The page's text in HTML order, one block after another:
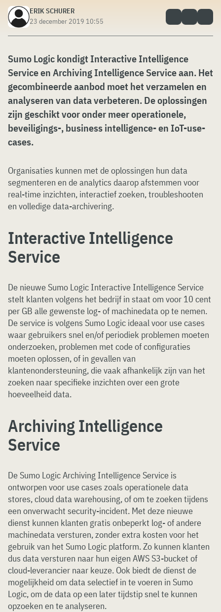
ERIK SCHURER
23 december 2019 10:55
Sumo Logic kondigt Interactive Intelligence
Service en Archiving Intelligence Service aan. Het
gecombineerde aanbod moet het verzamelen en
analyseren van data verbeteren. De oplossingen
zijn geschikt voor onder meer operationele,
beveiligings-, business intelligence- en IoT-use-
cases.
Organisaties kunnen met de oplossingen hun data
segmenteren en de analytics daarop afstemmen voor
real-time inzichten, interactief zoeken, troubleshooten
en volledige data-archivering.
Interactive Intelligence
Service
De nieuwe Sumo Logic Interactive Intelligence Service
stelt klanten volgens het bedrijf in staat om voor 10 cent
per GB alle gewenste log- of machinedata op te nemen.
De service is volgens Sumo Logic ideaal voor use cases
waar gebruikers snel en/of periodiek problemen moeten
onderzoeken, problemen met code of configuraties
moeten oplossen, of in gevallen van
klantenondersteuning, die vaak afhankelijk zijn van het
zoeken naar specifieke inzichten over een grote
hoeveelheid data.
Archiving Intelligence
Service
De Sumo Logic Archiving Intelligence Service is
ontworpen voor use cases zoals operationele data
stores, cloud data warehousing, of om te zoeken tijdens
een onverwacht security-incident. Met deze nieuwe
dienst kunnen klanten gratis onbeperkt log- of andere
machinedata versturen, zonder extra kosten voor het
gebruik van het Sumo Logic platform. Zo kunnen klanten
dus data versturen naar hun eigen AWS S3-bucket of
cloud-leverancier naar keuze. Ook biedt de dienst de
mogelijkheid om data selectief in te voeren in Sumo
Logic, om de data op een later tijdstip snel te kunnen
opzoeken en te analyseren.